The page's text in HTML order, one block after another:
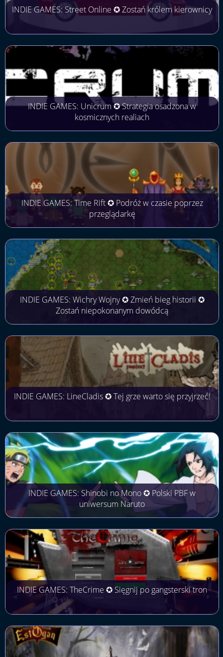
INDIE GAMES: Street Online ✪ Zostań królem kierownicy
INDIE GAMES: Unicrum ✪ Strategia osadzona w
kosmicznych realiach
INDIE GAMES: Time Rift ✪ Podróż w czasie poprzez
przeglądarkę
INDIE GAMES: Wichry Wojny ✪ Zmień bieg historii ✪
Zostań niepokonanym dowódcą
INDIE GAMES: LineCladis ✪ Tej grze warto się przyjrzeć!
INDIE GAMES: Shinobi no Mono ✪ Polski PBF w
uniwersum Naruto
INDIE GAMES: TheCrime ✪ Sięgnij po gangsterski tron